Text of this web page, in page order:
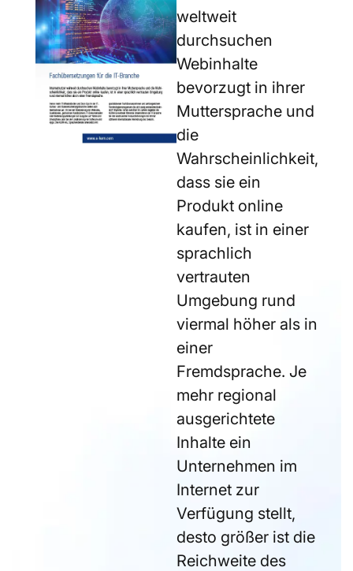
weltweit
durchsuchen
Webinhalte
bevorzugt in ihrer
Muttersprache und
die
Wahrscheinlichkeit,
dass sie ein
Produkt online
kaufen, ist in einer
sprachlich
vertrauten
Umgebung rund
viermal höher als in
einer
Fremdsprache. Je
mehr regional
ausgerichtete
Inhalte ein
Unternehmen im
Internet zur
Verfügung stellt,
desto größer ist die
Reichweite des